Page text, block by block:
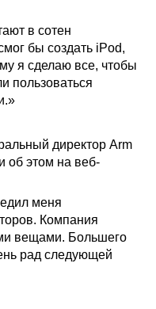
в сотен
бы создать iPod,
я сделаю все, чтобы
пользоваться
директор Arm
об этом на веб-
меня
Компания
вещами. Большего
рад следующей